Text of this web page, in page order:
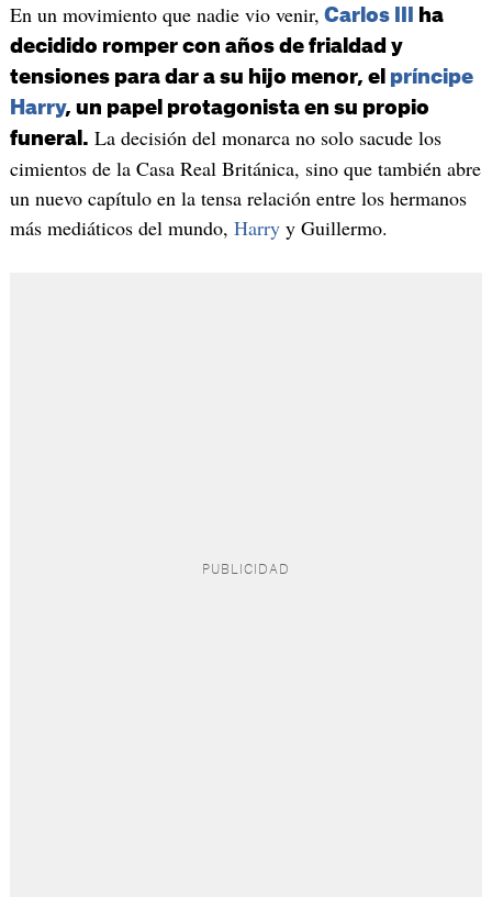
En un movimiento que nadie vio venir, Carlos III
ha
decidido romper con años de frialdad y
tensiones para dar a su hijo menor, el príncipe
Harry, un papel protagonista en su propio
funeral. La decisión del monarca no solo sacude los
cimientos de la Casa Real Británica, sino que también abre
un nuevo capítulo en la tensa relación entre los hermanos
más mediáticos del mundo, Harryy Guillermo.